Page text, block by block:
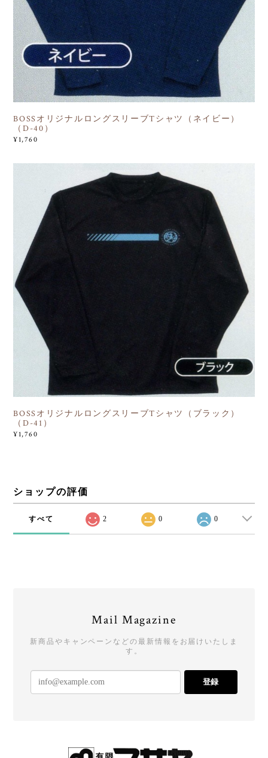
BOSSオリジナルロングスリーブTシャツ（ネイビー）
（D-40）
¥1,760
BOSSオリジナルロングスリーブTシャツ（ブラック）
（D-41）
¥1,760
ショップの評価
すべて 2 0 0
Mail Magazine
新商品やキャンペーンなどの最新情報をお届けいたしま
す。
登録